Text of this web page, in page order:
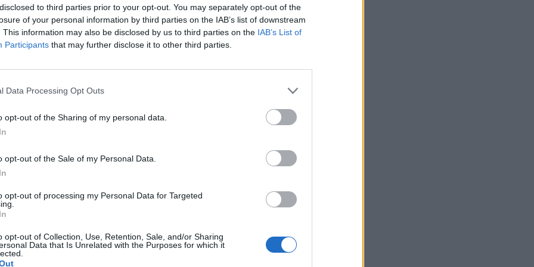
to third parties prior to your opt-out. You may separately opt-out of the
of your personal information by third parties on the IAB’s list of downstream
This information may also be disclosed by us to third parties on the IAB’s List of
Participants that may further disclose it to other third parties.
Data Processing Opt Outs
opt-out of the Sharing of my personal data.
opt-out of the Sale of my Personal Data.
opt-out of processing my Personal Data for Targeted
opt-out of Collection, Use, Retention, Sale, and/or Sharing
Data that Is Unrelated with the Purposes for which it
minden rekord megdőlt a kíberhétfőn - sem tudott segíteni a
A Nikkei 0,5%-al, a Shanghai Composite Index 3,1%-al csökkent,
Seng 1,5%-ot gyengült.
azonban azt befagyasztották a belpolitikai válság miatt.Kapcsolódó
portfolio.hu hírarchívumához tartozik, melynek olvasása előfizetéses
tartalmazza:
cikkarchívum
elmúlt 2 év napon belüli